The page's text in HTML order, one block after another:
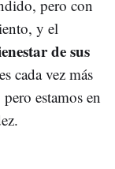
pero con
y el
de sus
cada vez más
estamos en